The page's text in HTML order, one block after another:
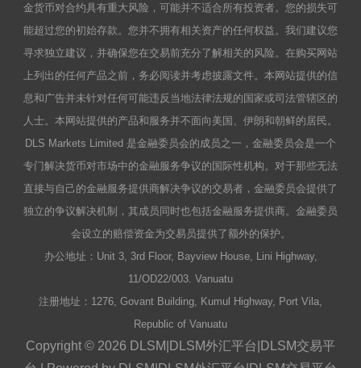
金货币对合约具有重大风险，可能并不适合所有投资者。您的损失可
能超过您的初始存款。您并不拥有相关资产的任何权益。我们建议您
寻求独立建议，并确保您在交易前充分了解相关的风险。在购买网站
上列出的任何产品之前，务必阅读并考虑披露文件。本网站提供的信
息和广告并未针对任何可能违反当地法律法规的国家或司法管辖区的
人士。本网站提供的产品和服务并不面向美国、伊朗和朝鲜的居民。
DLS Markets Limited 是金融委员会的成员之一，金融委员会是一个
专门解决货币对市场中的金融服务争议的国际性机构。对于那些无法
直接与自己的金融服务提供商解决争议的交易者，金融委员会提供了
独立的争议解决机制，其成员同时也包括金融服务提供商。金融委员
会设立的赔偿资金为交易员提供了额外的保护。
办公地址：Unit 3, 3rd Floor, Bayview House, Lini Highway,
11/OD22/003. Vanuatu
注册地址：1276, Govant Building, Kumul Highway, Port Vila,
Republic of Vanuatu
Copyright © 2026 DLSM|DLSM外汇平台|DLSM交易平